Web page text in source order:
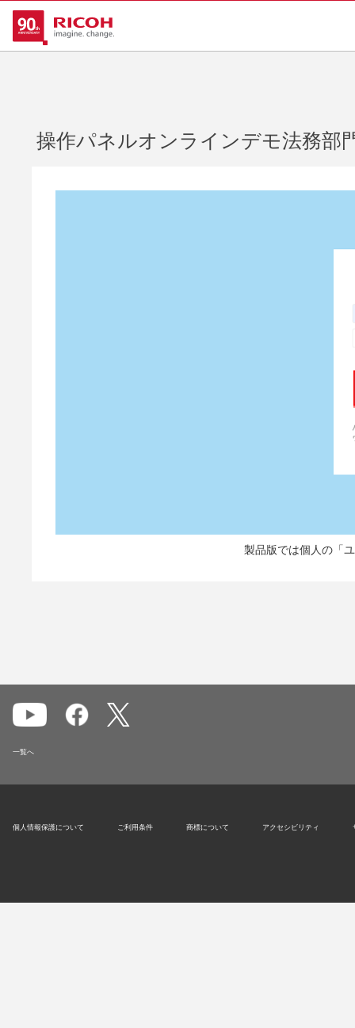
操作パネルオンラインデモ法務部
製品版では個人の「
一覧へ
個人情報保護について ご利用条件 商標について アクセシビリティ